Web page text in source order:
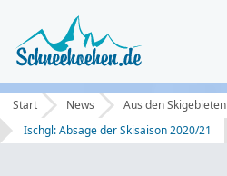
Start News
Aus den Skigebieten
Ischgl: Absage der Skisaison 2020/21